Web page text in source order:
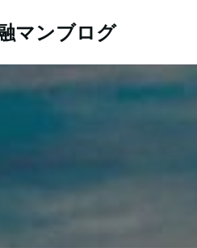
マンブログ